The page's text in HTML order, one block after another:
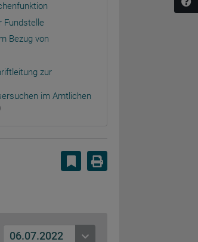
Fundstelle
Bezug von
zur
im Amtlichen
Lesezeichen setzen
Drucken
06.07.2022